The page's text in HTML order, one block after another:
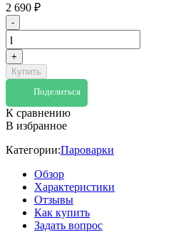
2 690 ₽
-
+
Купить
Поделиться
К сравнению
В избранное
Категории:Пароварки
Обзор
Характеристики
Отзывы
Как купить
Задать вопрос